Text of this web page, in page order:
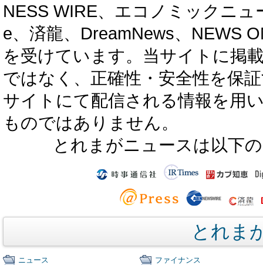
NESS WIRE、エコノミックニ
e、済龍、DreamNews、NEWS
を受けています。当サイトに掲
ではなく、正確性・安全性を保
サイトにて配信される情報を用
ものではありません。
とれまがニュースは以下
とれま
ニュース
ファイナンス